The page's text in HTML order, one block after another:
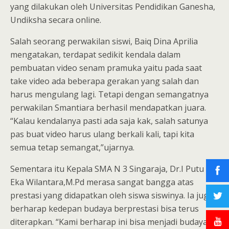
yang dilakukan oleh Universitas Pendidikan Ganesha,
Undiksha secara online.
Salah seorang perwakilan siswi, Baiq Dina Aprilia
mengatakan, terdapat sedikit kendala dalam
pembuatan video senam pramuka yaitu pada saat
take video ada beberapa gerakan yang salah dan
harus mengulang lagi. Tetapi dengan semangatnya
perwakilan Smantiara berhasil mendapatkan juara.
“Kalau kendalanya pasti ada saja kak, salah satunya
pas buat video harus ulang berkali kali, tapi kita
semua tetap semangat,”ujarnya.
Sementara itu Kepala SMA N 3 Singaraja, Dr.I Putu
Eka Wilantara,M.Pd merasa sangat bangga atas
prestasi yang didapatkan oleh siswa siswinya. Ia juga
berharap kedepan budaya berprestasi bisa terus
diterapkan. “Kami berharap ini bisa menjadi budaya